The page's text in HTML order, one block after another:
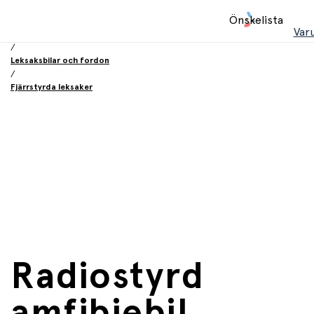
Önskelista
/
Leksaksbilar och fordon
/
Fjärrstyrda leksaker
Radiostyrd